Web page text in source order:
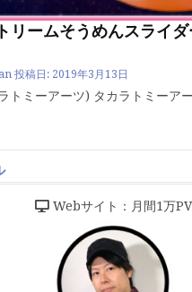
リームそうめんスライ
投稿日: 2019年3月13日
トミーアーツ) タカラトミーア
Webサイト：月間1万PV